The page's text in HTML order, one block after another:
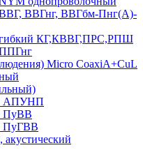
ВВГ, ВВГнг, ВВГбм-Пнг(А)-
гибкий КГ,КВВГ,ПРС,РПШ
ППГнг
Micro CoaxiA+CuL
АПУНП
ПуВВ
ПуГВВ